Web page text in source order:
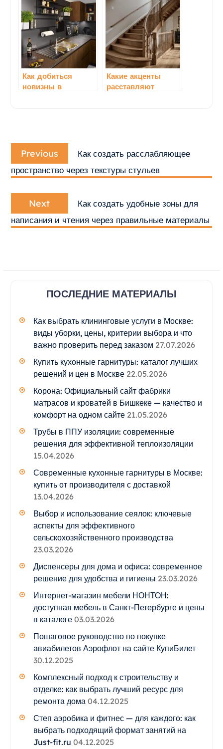
интерьере через
мебель
мебели
Как добиться
новизны в
Какие акценты
расставляют
Навигация
по
записям
Previous
Previous
post:
Как создать расслабляющее
пространство через текстуры стульев
Next
Next
post:
Как создать удобные зоны для
написания и чтения через правильные материалы
ПОСЛЕДНИЕ МАТЕРИАЛЫ
Как выбрать клининговые услуги в Москве:
виды уборки, цены, критерии выбора и что
важно проверить перед заказом 27.07.2026
Купить кухонные гарнитуры: каталог лучших
решений и цен в Москве 22.05.2026
Корона: Официальный сайт фабрики
матрасов и кроватей в Бишкеке — качество и
комфорт на одном сайте 21.05.2026
Трубы в ППУ изоляции: современные
решения для эффективной теплоизоляции
15.04.2026
Современные кухонные гарнитуры в Москве:
купить от производителя с доставкой
13.04.2026
Выбор и использование сеялок: ключевые
аспекты для эффективного
сельскохозяйственного производства
23.03.2026
Диспенсеры для дома и офиса: современное
решение для удобства и гигиены 23.03.2026
Интернет-магазин мебели НОНТОН:
доступная мебель в Санкт-Петербурге и цены
в каталоге 03.03.2026
Пошаговое руководство по покупке
авиабилетов Аэрофлот на сайте КупиБилет
30.12.2025
Комплексный подход к строительству и
отделке: как выбрать лучший ресурс для
ремонта дома 04.12.2025
Степ аэробика и фитнес — для каждого: как
выбрать подходящий формат занятий на
Just-fit.ru 04.12.2025